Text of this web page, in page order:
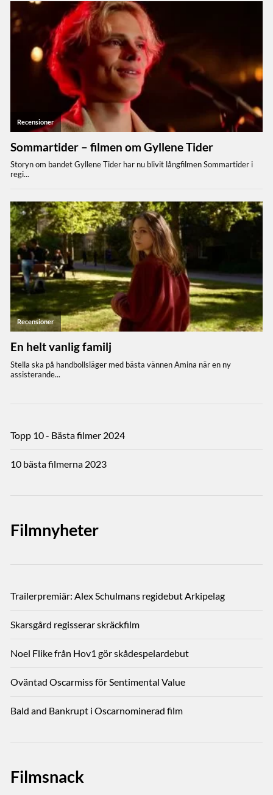
Topp 10 - Bästa filmer 2024
10 bästa filmerna 2023
Filmnyheter
Trailerpremiär: Alex Schulmans regidebut Arkipelag
Skarsgård regisserar skräckfilm
Noel Flike från Hov1 gör skådespelardebut
Oväntad Oscarmiss för Sentimental Value
Bald and Bankrupt i Oscarnominerad film
Filmsnack